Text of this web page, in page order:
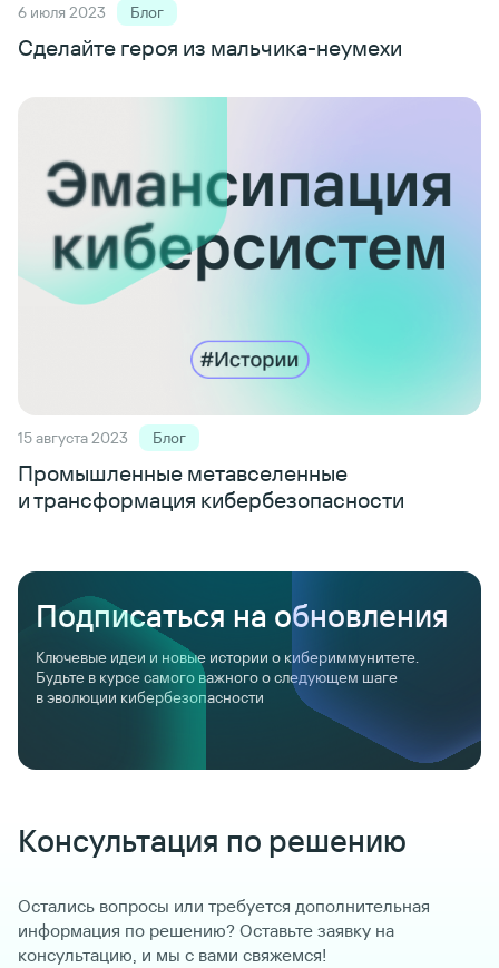
6 июля 2023 Блог
Сделайте героя из мальчика-неумехи
15 августа 2023 Блог
Промышленные метавселенные
и трансформация кибербезопасности
Подписаться на обновления
Консультация по решению
Остались вопросы или требуется дополнительная
информация по решению? Оставьте заявку на
консультацию, и мы с вами свяжемся!